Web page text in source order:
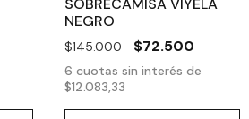
SOBRECAMISA VIYELA
NEGRO
$145.000 $72.500
6 cuotas sin interés de
$12.083,33